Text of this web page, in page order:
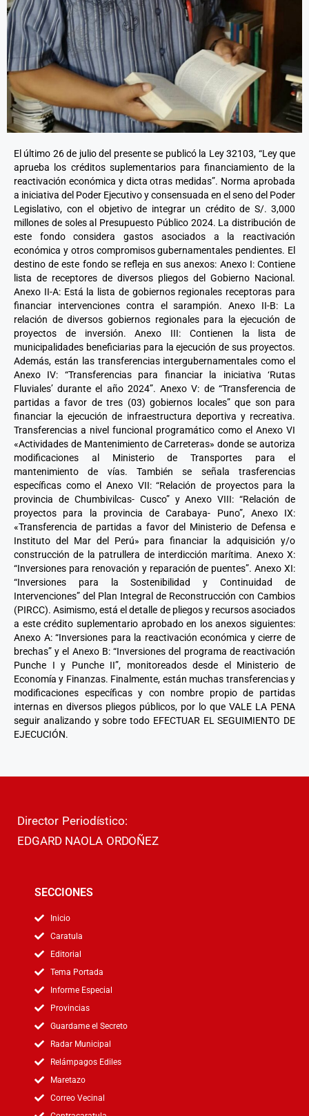
El último 26 de julio del presente se publicó la Ley 32103, “Ley que
aprueba los créditos suplementarios para financiamiento de la
reactivación económica y dicta otras medidas”. Norma aprobada
a iniciativa del Poder Ejecutivo y consensuada en el seno del Poder
Legislativo, con el objetivo de integrar un crédito de S/. 3,000
millones de soles al Presupuesto Público 2024. La distribución de
este fondo considera gastos asociados a la reactivación
económica y otros compromisos gubernamentales pendientes. El
destino de este fondo se refleja en sus anexos: Anexo I: Contiene
lista de receptores de diversos pliegos del Gobierno Nacional.
Anexo II-A: Está la lista de gobiernos regionales receptoras para
financiar intervenciones contra el sarampión. Anexo II-B: La
relación de diversos gobiernos regionales para la ejecución de
proyectos de inversión. Anexo III: Contienen la lista de
municipalidades beneficiarias para la ejecución de sus proyectos.
Además, están las transferencias intergubernamentales como el
Anexo IV: “Transferencias para financiar la iniciativa ‘Rutas
Fluviales’ durante el año 2024”. Anexo V: de “Transferencia de
partidas a favor de tres (03) gobiernos locales” que son para
financiar la ejecución de infraestructura deportiva y recreativa.
Transferencias a nivel funcional programático como el Anexo VI
«Actividades de Mantenimiento de Carreteras» donde se autoriza
modificaciones al Ministerio de Transportes para el
mantenimiento de vías. También se señala trasferencias
específicas como el Anexo VII: “Relación de proyectos para la
provincia de Chumbivilcas- Cusco” y Anexo VIII: “Relación de
proyectos para la provincia de Carabaya- Puno”, Anexo IX:
«Transferencia de partidas a favor del Ministerio de Defensa e
Instituto del Mar del Perú» para financiar la adquisición y/o
construcción de la patrullera de interdicción marítima. Anexo X:
“Inversiones para renovación y reparación de puentes”. Anexo XI:
“Inversiones para la Sostenibilidad y Continuidad de
Intervenciones” del Plan Integral de Reconstrucción con Cambios
(PIRCC). Asimismo, está el detalle de pliegos y recursos asociados
a este crédito suplementario aprobado en los anexos siguientes:
Anexo A: “Inversiones para la reactivación económica y cierre de
brechas” y el Anexo B: “Inversiones del programa de reactivación
Punche I y Punche II”, monitoreados desde el Ministerio de
Economía y Finanzas. Finalmente, están muchas transferencias y
modificaciones específicas y con nombre propio de partidas
internas en diversos pliegos públicos, por lo que VALE LA PENA
seguir analizando y sobre todo EFECTUAR EL SEGUIMIENTO DE
EJECUCIÓN.
Director Periodístico:
EDGARD NAOLA ORDOÑEZ
SECCIONES
Inicio
Caratula
Editorial
Tema Portada
Informe Especial
Provincias
Guardame el Secreto
Radar Municipal
Relámpagos Ediles
Maretazo
Correo Vecinal